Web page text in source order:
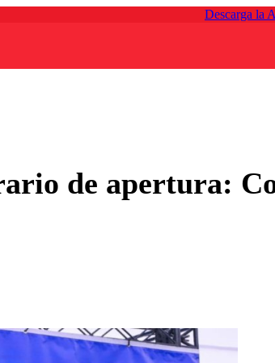
Descarga la
de apertura: